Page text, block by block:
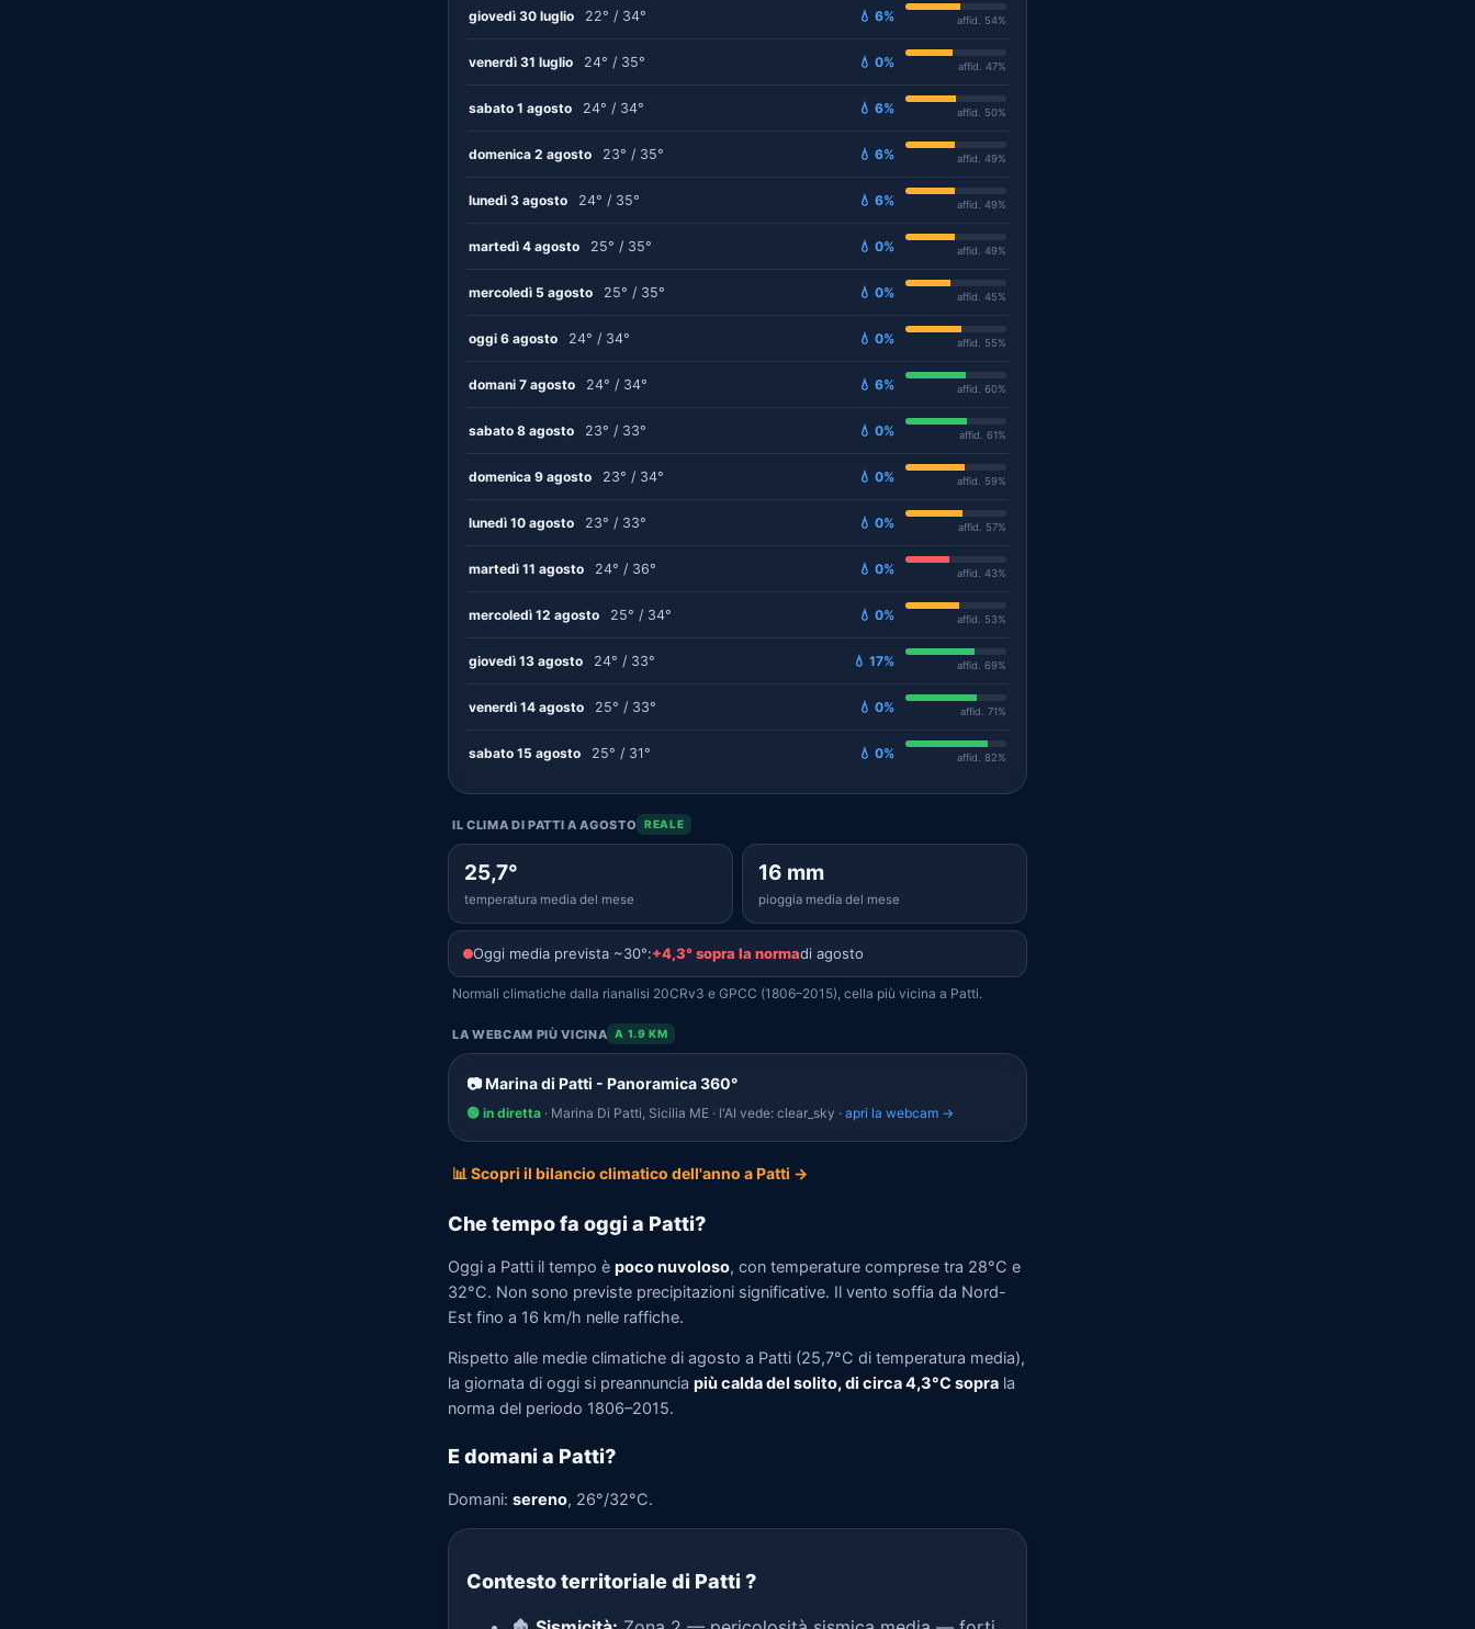
giovedì 30 luglio 22° / 34° 💧 6% affid. 54%
venerdì 31 luglio 24° / 35° 💧 0% affid. 47%
sabato 1 agosto 24° / 34° 💧 6% affid. 50%
domenica 2 agosto 23° / 35° 💧 6% affid. 49%
lunedì 3 agosto 24° / 35° 💧 6% affid. 49%
martedì 4 agosto 25° / 35° 💧 0% affid. 49%
mercoledì 5 agosto 25° / 35° 💧 0% affid. 45%
oggi 6 agosto 24° / 34° 💧 0% affid. 55%
domani 7 agosto 24° / 34° 💧 6% affid. 60%
sabato 8 agosto 23° / 33° 💧 0% affid. 61%
domenica 9 agosto 23° / 34° 💧 0% affid. 59%
lunedì 10 agosto 23° / 33° 💧 0% affid. 57%
martedì 11 agosto 24° / 36° 💧 0% affid. 43%
mercoledì 12 agosto 25° / 34° 💧 0% affid. 53%
giovedì 13 agosto 24° / 33° 💧 17% affid. 69%
venerdì 14 agosto 25° / 33° 💧 0% affid. 71%
sabato 15 agosto 25° / 31° 💧 0% affid. 82%
IL CLIMA DI PATTI A AGOSTO REALE
25,7°
temperatura media del mese
16 mm
pioggia media del mese
Oggi media prevista ~30°:+4,3° sopra la normadi agosto
Normali climatiche dalla rianalisi 20CRv3 e GPCC (1806–2015), cella più vicina a Patti.
LA WEBCAM PIÙ VICINA A 1.9 KM
📷 Marina di Patti - Panoramica 360°
🟢 in diretta · Marina Di Patti, Sicilia ME · l'AI vede: clear_sky · apri la webcam →
📊 Scopri il bilancio climatico dell'anno a Patti →
Che tempo fa oggi a Patti?
Oggi a Patti il tempo è poco nuvoloso, con temperature comprese tra 28°C e
32°C. Non sono previste precipitazioni significative. Il vento soffia da Nord-
Est fino a 16 km/h nelle raffiche.
Rispetto alle medie climatiche di agosto a Patti (25,7°C di temperatura media),
la giornata di oggi si preannuncia più calda del solito, di circa 4,3°C sopra la
norma del periodo 1806–2015.
E domani a Patti?
Domani: sereno, 26°/32°C.
Contesto territoriale di Patti ?